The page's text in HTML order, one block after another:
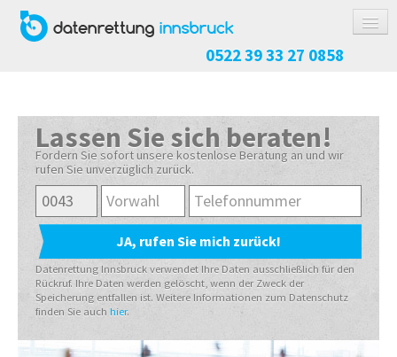
0522 39 33 27 0858
FESTPLATTE / SSD
RAID-SYSTEM
NAS-SYSTEM
USB-STICK / SPEICHERKARTE
HANDY / TABLET
KOSTEN
ABLAUF
Lassen Sie sich beraten!
Fordern Sie sofort unsere kostenlose Beratung an und wir
rufen Sie unverzüglich zurück.
Datenrettung Innsbruck verwendet Ihre Daten ausschließlich für den
Rückruf. Ihre Daten werden gelöscht, wenn der Zweck der
Speicherung entfallen ist. Weitere Informationen zum Datenschutz
finden Sie auchhier.